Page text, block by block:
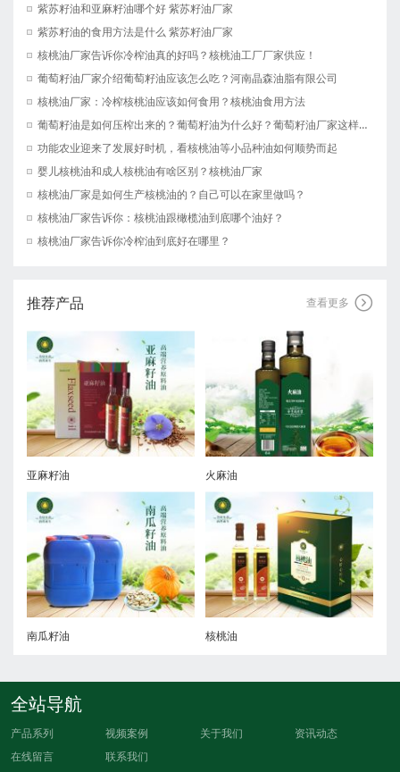
紫苏籽油和亚麻籽油哪个好 紫苏籽油厂家
紫苏籽油的食用方法是什么 紫苏籽油厂家
核桃油厂家告诉你冷榨油真的好吗？核桃油工厂厂家供应！
葡萄籽油厂家介绍葡萄籽油应该怎么吃？河南晶森油脂有限公司
核桃油厂家：冷榨核桃油应该如何食用？核桃油食用方法
葡萄籽油是如何压榨出来的？葡萄籽油为什么好？葡萄籽油厂家这样说！
功能农业迎来了发展好时机，看核桃油等小品种油如何顺势而起
婴儿核桃油和成人核桃油有啥区别？核桃油厂家
核桃油厂家是如何生产核桃油的？自己可以在家里做吗？
核桃油厂家告诉你：核桃油跟橄榄油到底哪个油好？
核桃油厂家告诉你冷榨油到底好在哪里？
推荐产品 查看更多 
亚麻籽油 火麻油
南瓜籽油 核桃油
全站导航
产品系列 视频案例 关于我们
资讯动态
在线留言
联系我们